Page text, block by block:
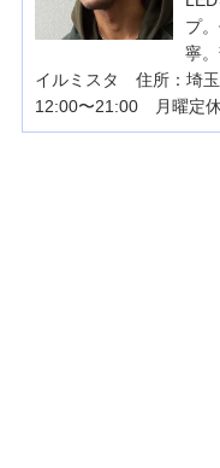
プ
寧
イルミスタ 住所：埼
12:00〜21:00 月曜定休